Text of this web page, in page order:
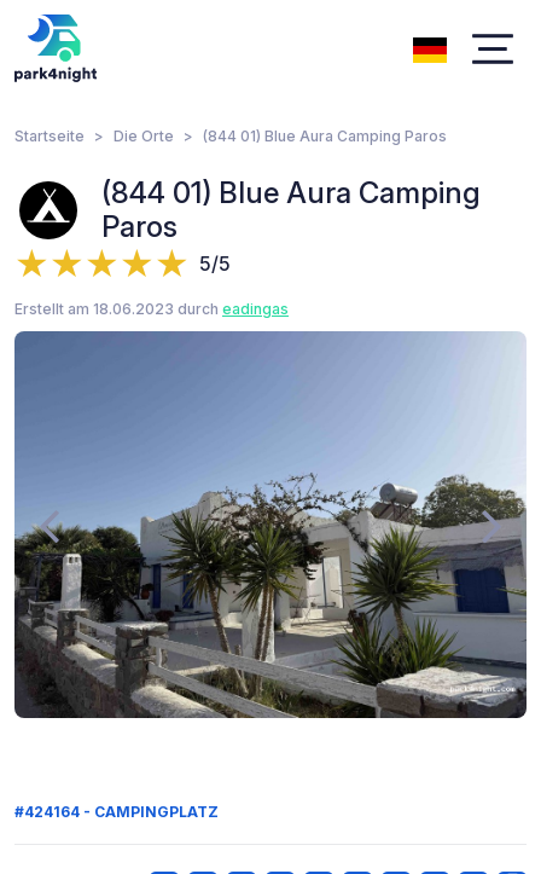
Startseite Die Orte (844 01) Blue Aura Camping Paros
(844 01) Blue Aura Camping
Paros
5/5
Erstellt am 18.06.2023 durch eadingas
#424164 - CAMPINGPLATZ